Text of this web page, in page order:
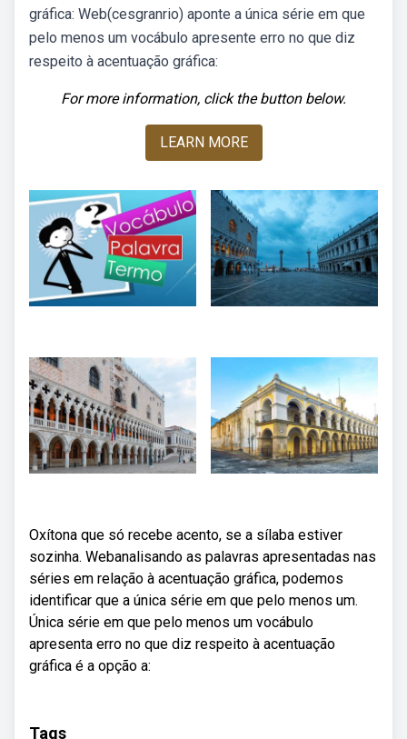
gráfica: Web(cesgranrio) aponte a única série em que
pelo menos um vocábulo apresente erro no que diz
respeito à acentuação gráfica:
For more information, click the button below.
LEARN MORE
Oxítona que só recebe acento, se a sílaba estiver
sozinha. Webanalisando as palavras apresentadas nas
séries em relação à acentuação gráfica, podemos
identificar que a única série em que pelo menos um.
Única série em que pelo menos um vocábulo
apresenta erro no que diz respeito à acentuação
gráfica é a opção a:
Tags